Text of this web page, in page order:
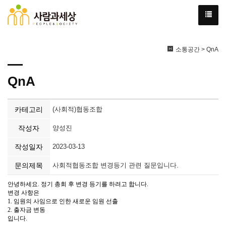
소통공간 > QnA
QnA
카테고리 (사회적)협동조합
작성자 양성진
작성일자 2023-03-13
문의제목 사회적협동조합 변경등기 관련 질문입니다.